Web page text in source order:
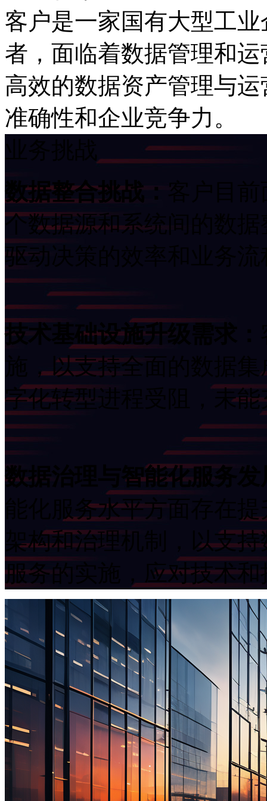
客户是一家国有大型工业
者，面临着数据管理
高效的数据资产管理与运
准确性和企业竞争力。
数据整合挑战：
个数据源和系统间的数据
驱动决策的效率和业务
技术基础设施升级需求：
施，以支持全面的数据
字化转型进程受阻，
数据治理与智能化服务发展
能化服务水平方面存在提
架构和治理机制，以
服务的实施，应对技术